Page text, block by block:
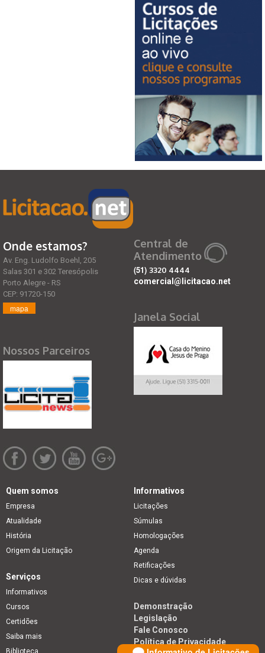
Onde estamos?
Av. Eng. Ludolfo Boehl, 205
Salas 301 e 302 Teresópolis
Porto Alegre - RS
CEP: 91720-150
mapa
Nossos Parceiros
Central de
Atendimento
(51) 3320 4444
comercial@licitacao.net
Janela Social
Quem somos
Empresa
Atualidade
História
Origem da Licitação
Informativos
Licitações
Súmulas
Homologações
Agenda
Retificações
Dicas e dúvidas
Serviços
Informativos
Cursos
Certidões
Saiba mais
Biblioteca
Demonstração
Legislação
Fale Conosco
Política de Privacidade